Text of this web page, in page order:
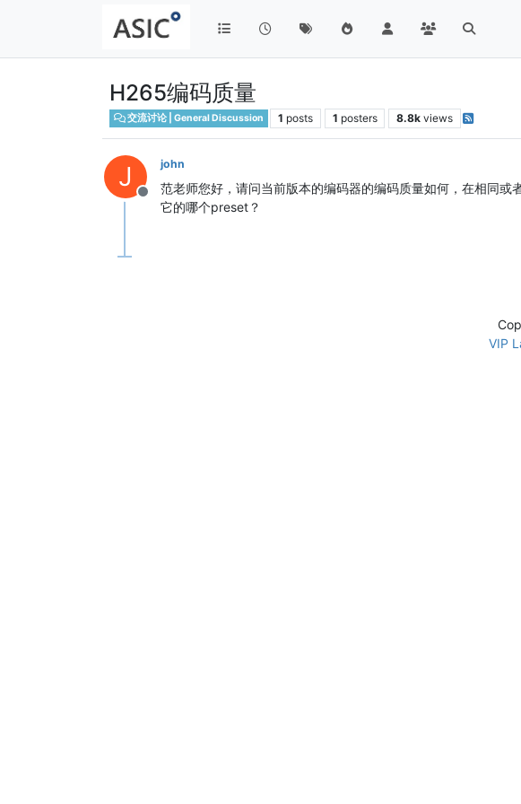
H265编码质量
交流讨论 | General Discussion 1 posts 1 posters 8.8k views
J
Offline
john
范老师您好，请问当前版本的编码器的编码质量如何，在相同
它的哪个preset？
VIP